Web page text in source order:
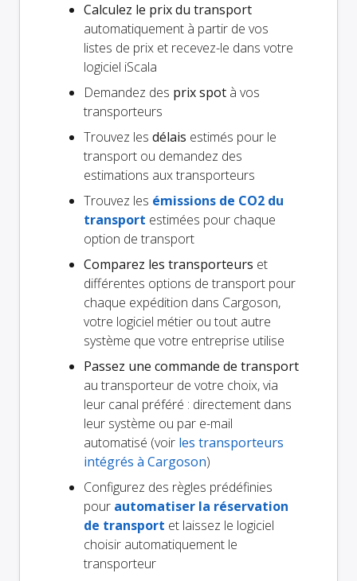
Calculez le prix du transport
automatiquement à partir de vos
listes de prix et recevez-le dans votre
logiciel iScala
Demandez des prix spot à vos
transporteurs
Trouvez les délais estimés pour le
transport ou demandez des
estimations aux transporteurs
Trouvez les émissions de CO2 du
transport estimées pour chaque
option de transport
Comparez les transporteurs et
différentes options de transport pour
chaque expédition dans Cargoson,
votre logiciel métier ou tout autre
système que votre entreprise utilise
Passez une commande de transport
au transporteur de votre choix, via
leur canal préféré : directement dans
leur système ou par e-mail
automatisé (voir les transporteurs
intégrés à Cargoson)
Configurez des règles prédéfinies
pour automatiser la réservation
de transport et laissez le logiciel
choisir automatiquement le
transporteur